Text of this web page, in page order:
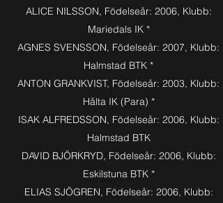
ALICE NILSSON, Födelseår: 2006, Klubb:
Mariedals IK *
AGNES SVENSSON, Födelseår: 2007, Klubb:
Halmstad BTK *
ANTON GRANKVIST, Födelseår: 2003, Klubb:
Hålta IK (Para) *
ISAK ALFREDSSON, Födelseår: 2006, Klubb:
Halmstad BTK
DAVID BJÖRKRYD, Födelseår: 2006, Klubb:
Eskilstuna BTK *
ELIAS SJÖGREN, Födelseår: 2006, Klubb: